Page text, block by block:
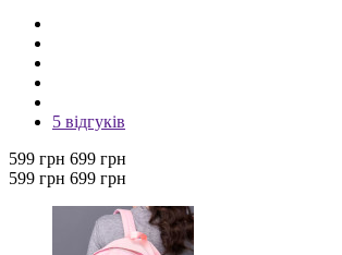
5 відгуків
599 грн 699 грн
599 грн 699 грн